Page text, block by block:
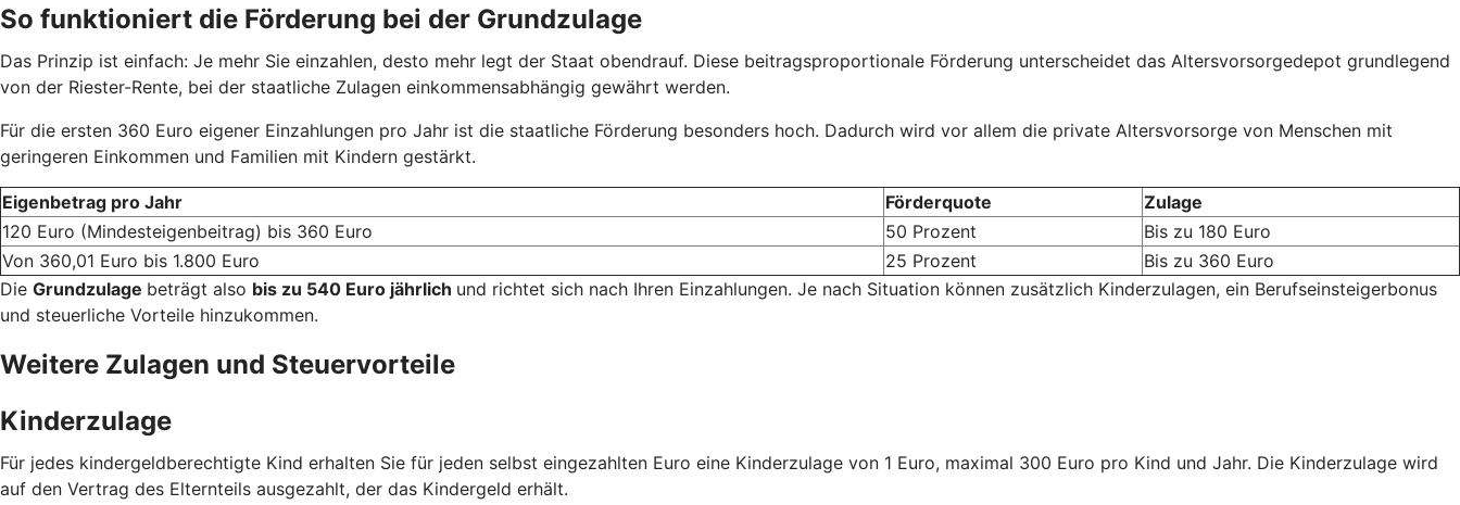
So funktioniert die Förderung bei der Grundzulage
Das Prinzip ist einfach: Je mehr Sie einzahlen, desto mehr legt der Staat obendrauf. Diese beitragsproportionale Förderung unterscheidet das Altersvorsorgedepot grundlegend
von der Riester-Rente, bei der staatliche Zulagen einkommensabhängig gewährt werden.
Für die ersten 360 Euro eigener Einzahlungen pro Jahr ist die staatliche Förderung besonders hoch. Dadurch wird vor allem die private Altersvorsorge von Menschen mit
geringeren Einkommen und Familien mit Kindern gestärkt.
Eigenbetrag pro Jahr Förderquote
Zulage
120 Euro (Mindesteigenbeitrag) bis 360 Euro
50 Prozent
Bis zu 180 Euro
Von 360,01 Euro bis 1.800 Euro
25 Prozent
Bis zu 360 Euro
Die Grundzulage beträgt also bis zu 540 Euro jährlich und richtet sich nach Ihren Einzahlungen. Je nach Situation können zusätzlich Kinderzulagen, ein Berufseinsteigerbonus
und steuerliche Vorteile hinzukommen.
Weitere Zulagen und Steuervorteile
Kinderzulage
Für jedes kindergeldberechtigte Kind erhalten Sie für jeden selbst eingezahlten Euro eine Kinderzulage von 1 Euro, maximal 300 Euro pro Kind und Jahr. Die Kinderzulage wird
auf den Vertrag des Elternteils ausgezahlt, der das Kindergeld erhält.